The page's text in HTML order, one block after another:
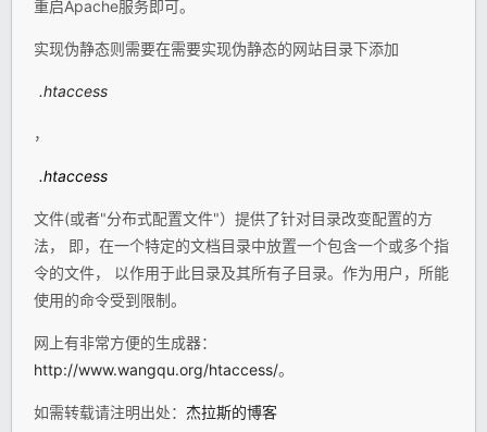
重启Apache服务即可。
实现伪静态则需要在需要实现伪静态的网站目录下添加
.htaccess
，
.htaccess
文件(或者"分布式配置文件"）提供了针对目录改变配置的方
法， 即，在一个特定的文档目录中放置一个包含一个或多个指
令的文件， 以作用于此目录及其所有子目录。作为用户，所能
使用的命令受到限制。
网上有非常方便的生成器：
http://www.wangqu.org/htaccess/。
如需转载请注明出处： 杰拉斯的博客